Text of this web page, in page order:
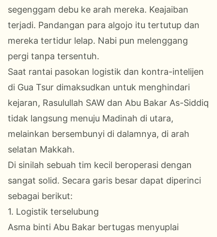
segenggam debu ke arah mereka. Keajaiban
terjadi. Pandangan para algojo itu tertutup dan
mereka tertidur lelap. Nabi pun melenggang
pergi tanpa tersentuh.
Saat rantai pasokan logistik dan kontra-intelijen
di Gua Tsur dimaksudkan untuk menghindari
kejaran, Rasulullah SAW dan Abu Bakar As-Siddiq
tidak langsung menuju Madinah di utara,
melainkan bersembunyi di dalamnya, di arah
selatan Makkah.
Di sinilah sebuah tim kecil beroperasi dengan
sangat solid. Secara garis besar dapat diperinci
sebagai berikut:
1. Logistik terselubung
Asma binti Abu Bakar bertugas menyuplai